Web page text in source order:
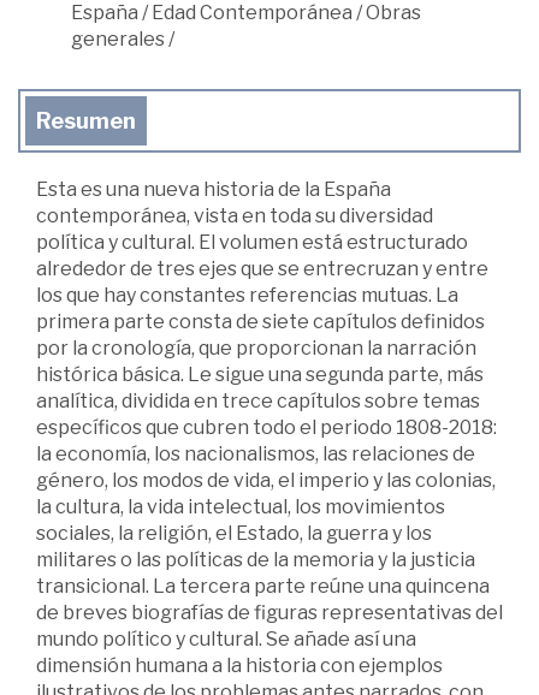
España /Edad Contemporánea /Obras
generales/
Resumen
Esta es una nueva historia de la España
contemporánea, vista en toda su diversidad
política y cultural. El volumen está estructurado
alrededor de tres ejes que se entrecruzan y entre
los que hay constantes referencias mutuas. La
primera parte consta de siete capítulos definidos
por la cronología, que proporcionan la narración
histórica básica. Le sigue una segunda parte, más
analítica, dividida en trece capítulos sobre temas
específicos que cubren todo el periodo 1808-2018:
la economía, los nacionalismos, las relaciones de
género, los modos de vida, el imperio y las colonias,
la cultura, la vida intelectual, los movimientos
sociales, la religión, el Estado, la guerra y los
militares o las políticas de la memoria y la justicia
transicional. La tercera parte reúne una quincena
de breves biografías de figuras representativas del
mundo político y cultural. Se añade así una
dimensión humana a la historia con ejemplos